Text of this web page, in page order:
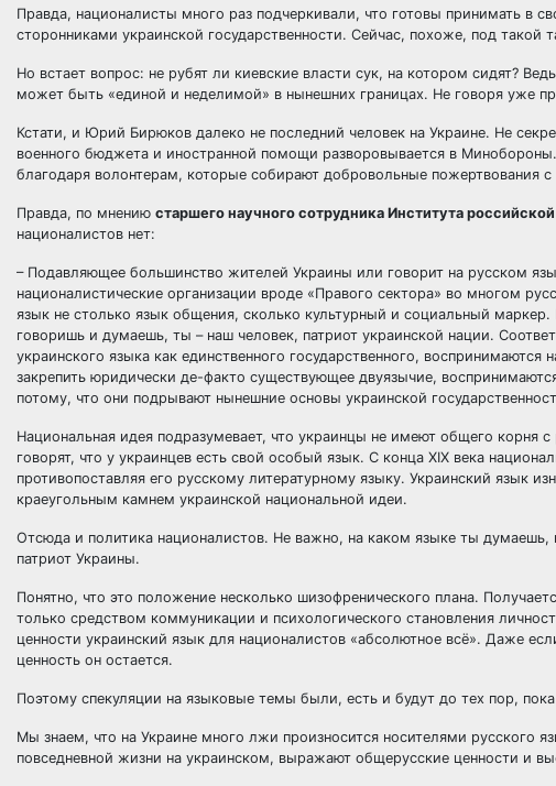
Правда, националисты много раз подчеркивали, что готовы принимать
сторонниками украинской государственности. Сейчас, похоже, под такой
Но встает вопрос: не рубят ли киевские власти сук, на котором сидят?
может быть «единой и неделимой» в нынешних границах. Не говоря уже
Кстати, и Юрий Бирюков далеко не последний человек на Украине. Не
военного бюджета и иностранной помощи разворовывается в
благодаря волонтерам, которые собирают добровольные пожертвования
Правда, по мнению старшего научного сотрудника Института
националистов нет:
– Подавляющее большинство жителей Украины или говорит на русском
националистические организации вроде «Правого сектора» во многом
язык не столько язык общения, сколько культурный и социальный
говоришь и думаешь, ты – наш человек, патриот украинской нации.
украинского языка как единственного государственного,
закрепить юридически де-факто существующее двуязычие,
потому, что они подрывают нынешние основы украинской
Национальная идея подразумевает, что украинцы не имеют общего корня
говорят, что у украинцев есть свой особый язык. С конца XIX века
противопоставляя его русскому литературному языку. Украинский язык
краеугольным камнем украинской национальной идеи.
Отсюда и политика националистов. Не важно, на каком языке ты
патриот Украины.
Понятно, что это положение несколько шизофренического плана.
только средством коммуникации и психологического становления
ценности украинский язык для националистов «абсолютное всё». Даже
ценность он остается.
Поэтому спекуляции на языковые темы были, есть и будут до тех пор,
Мы знаем, что на Украине много лжи произносится носителями русского
повседневной жизни на украинском, выражают общерусские ценности и